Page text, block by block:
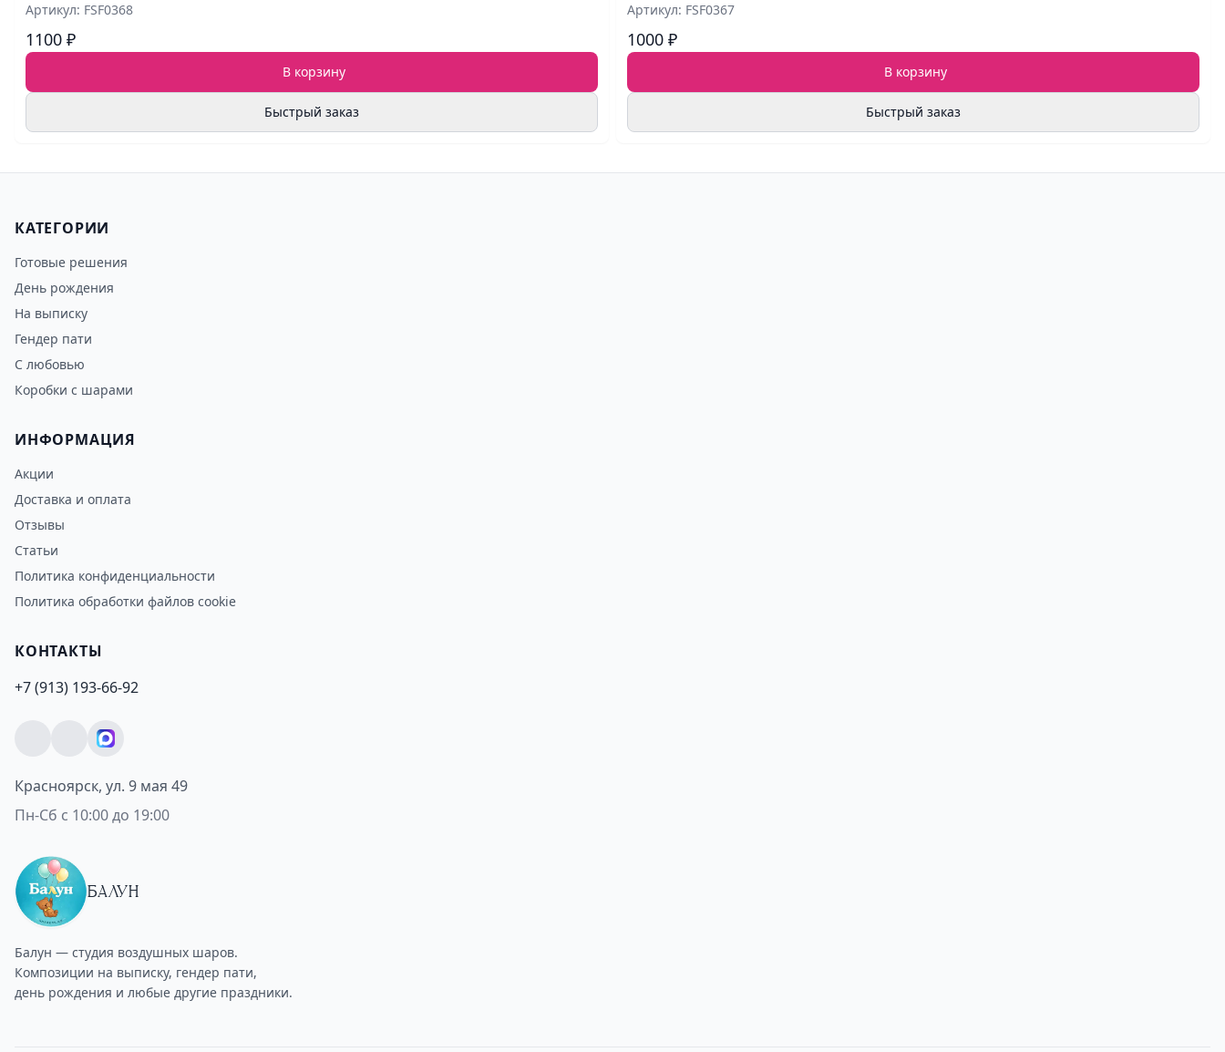
Артикул: FSF0368
1100 ₽
В корзину
Быстрый заказ
Артикул: FSF0367
1000 ₽
В корзину
Быстрый заказ
КАТЕГОРИИ
Готовые решения
День рождения
На выписку
Гендер пати
С любовью
Коробки с шарами
ИНФОРМАЦИЯ
Акции
Доставка и оплата
Отзывы
Статьи
Политика конфиденциальности
Политика обработки файлов cookie
КОНТАКТЫ
+7 (913) 193-66-92
Красноярск, ул. 9 мая 49
Пн-Сб с 10:00 до 19:00
БАЛУН
Балун — студия воздушных шаров.
Композиции на выписку, гендер пати,
день рождения и любые другие праздники.